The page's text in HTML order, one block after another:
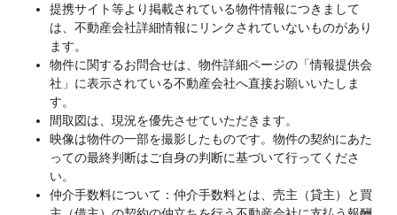
提携サイト等より掲載されている物件情報につきまして
は、不動産会社詳細情報にリンクされていないものがあり
ます。
物件に関するお問合せは、物件詳細ページの「情報提供会
社」に表示されている不動産会社へ直接お願いいたしま
す。
間取図は、現況を優先させていただきます。
映像は物件の一部を撮影したものです。物件の契約にあた
っての最終判断はご自身の判断に基づいて行ってくださ
い。
仲介手数料について：仲介手数料とは、売主（貸主）と買